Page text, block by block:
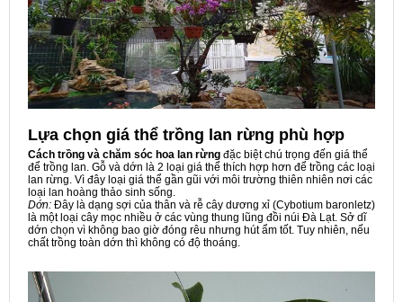
Lựa chọn giá thể trồng lan rừng phù hợp
Cách trồng và chăm sóc hoa lan rừng đặc biệt chú trọng đến giá thể
để trồng lan. Gỗ và dớn là 2 loại giá thể thích hợp hơn để trồng các loại
lan rừng. Vì đây loại giá thể gần gũi với môi trường thiên nhiên nơi các
loại lan hoàng thảo sinh sống.
Dớn: Đây là dạng sợi của thân và rễ cây dương xỉ (Cybotium baronletz)
là một loại cây mọc nhiều ở các vùng thung lũng đồi núi Đà Lạt. Sở dĩ
dớn chọn vì không bao giờ đóng rêu nhưng hút ẩm tốt. Tuy nhiên, nếu
chất trồng toàn dớn thì không có độ thoáng.